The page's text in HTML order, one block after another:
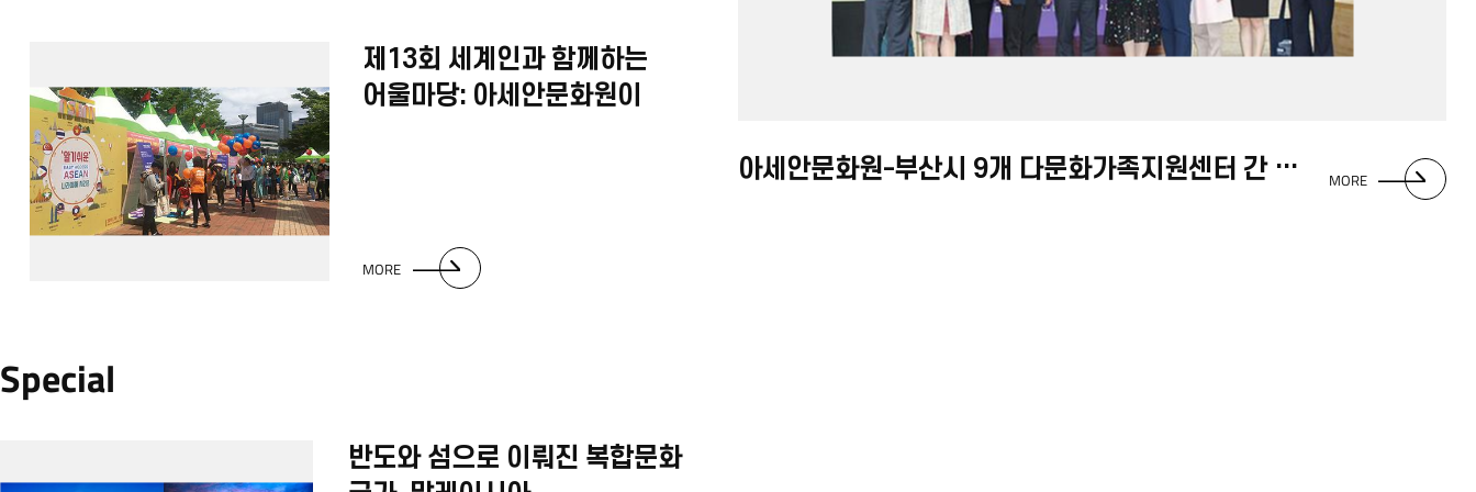
제13회 세계인과 함께하는
어울마당: 아세안문화원이
MORE
아세안문화원-부산시 9개 다문화가족지원센터 간 협의회의 MORE
Special
반도와 섬으로 이뤄진 복합문화